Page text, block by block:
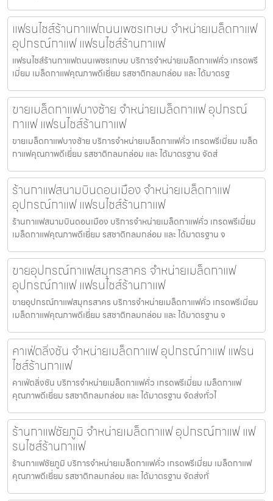
แฟรนไชส์ร้านกาแฟถนนเพชรเกษม จำหน่ายเมล็ดกาแฟ
อุปกรณ์กาแฟ แฟรนไชส์ร้านกาแฟ
แฟรนไชส์ร้านกาแฟถนนเพชรเกษม บริการจำหน่ายเมล็ดกาแฟคั่ว เกรดพรี
เมี่ยม เมล็ดกาแฟคุณภาพดีเยี่ยม รสชาติกลมกล่อม และ ได้มาตรฐ
ขายเมล็ดกาแฟบางซ้าย จำหน่ายเมล็ดกาแฟ อุปกรณ์
กาแฟ แฟรนไชส์ร้านกาแฟ
ขายเมล็ดกาแฟบางซ้าย บริการจำหน่ายเมล็ดกาแฟคั่ว เกรดพรีเมี่ยม เมล็ด
กาแฟคุณภาพดีเยี่ยม รสชาติกลมกล่อม และ ได้มาตรฐาน จัดส่
ร้านกาแฟสนามบินดอนเมือง จำหน่ายเมล็ดกาแฟ
อุปกรณ์กาแฟ แฟรนไชส์ร้านกาแฟ
ร้านกาแฟสนามบินดอนเมือง บริการจำหน่ายเมล็ดกาแฟคั่ว เกรดพรีเมี่ยม
เมล็ดกาแฟคุณภาพดีเยี่ยม รสชาติกลมกล่อม และ ได้มาตรฐาน จ
ขายอุปกรณ์กาแฟสมุทรสาคร จำหน่ายเมล็ดกาแฟ
อุปกรณ์กาแฟ แฟรนไชส์ร้านกาแฟ
ขายอุปกรณ์กาแฟสมุทรสาคร บริการจำหน่ายเมล็ดกาแฟคั่ว เกรดพรีเมี่ยม
เมล็ดกาแฟคุณภาพดีเยี่ยม รสชาติกลมกล่อม และ ได้มาตรฐาน จ
คาเฟ่ตลิ่งชัน จำหน่ายเมล็ดกาแฟ อุปกรณ์กาแฟ แฟรน
ไชส์ร้านกาแฟ
คาเฟ่ตลิ่งชัน บริการจำหน่ายเมล็ดกาแฟคั่ว เกรดพรีเมี่ยม เมล็ดกาแฟ
คุณภาพดีเยี่ยม รสชาติกลมกล่อม และ ได้มาตรฐาน จัดส่งทั่วไ
ร้านกาแฟชัยภูมิ จำหน่ายเมล็ดกาแฟ อุปกรณ์กาแฟ แฟ
รนไชส์ร้านกาแฟ
ร้านกาแฟชัยภูมิ บริการจำหน่ายเมล็ดกาแฟคั่ว เกรดพรีเมี่ยม เมล็ดกาแฟ
คุณภาพดีเยี่ยม รสชาติกลมกล่อม และ ได้มาตรฐาน จัดส่งทั่